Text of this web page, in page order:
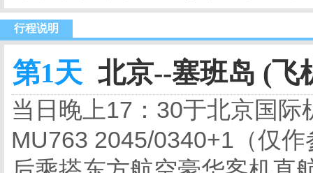
行程说明
第1天 北京--塞班岛 (飞
当日晚上17：30于北京国
MU763 2045/0340+1（仅